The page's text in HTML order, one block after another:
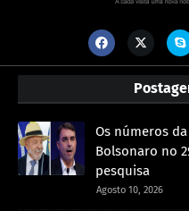
Os números
Bolsonaro no
pesquisa
Agosto 10, 2026